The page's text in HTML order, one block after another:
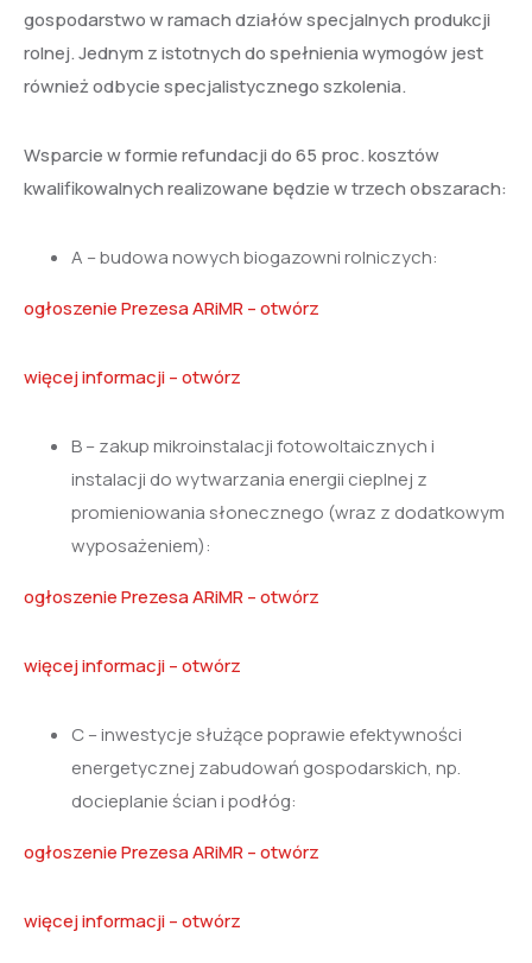
gospodarstwo w ramach działów specjalnych produkcji
rolnej. Jednym z istotnych do spełnienia wymogów jest
również odbycie specjalistycznego szkolenia.
Wsparcie w formie refundacji do 65 proc. kosztów
kwalifikowalnych realizowane będzie w trzech obszarach:
A – budowa nowych biogazowni rolniczych:
ogłoszenie Prezesa ARiMR – otwórz
więcej informacji – otwórz
B – zakup mikroinstalacji fotowoltaicznych i
instalacji do wytwarzania energii cieplnej z
promieniowania słonecznego (wraz z dodatkowym
wyposażeniem):
ogłoszenie Prezesa ARiMR – otwórz
więcej informacji – otwórz
C – inwestycje służące poprawie efektywności
energetycznej zabudowań gospodarskich, np.
docieplanie ścian i podłóg:
ogłoszenie Prezesa ARiMR – otwórz
więcej informacji – otwórz